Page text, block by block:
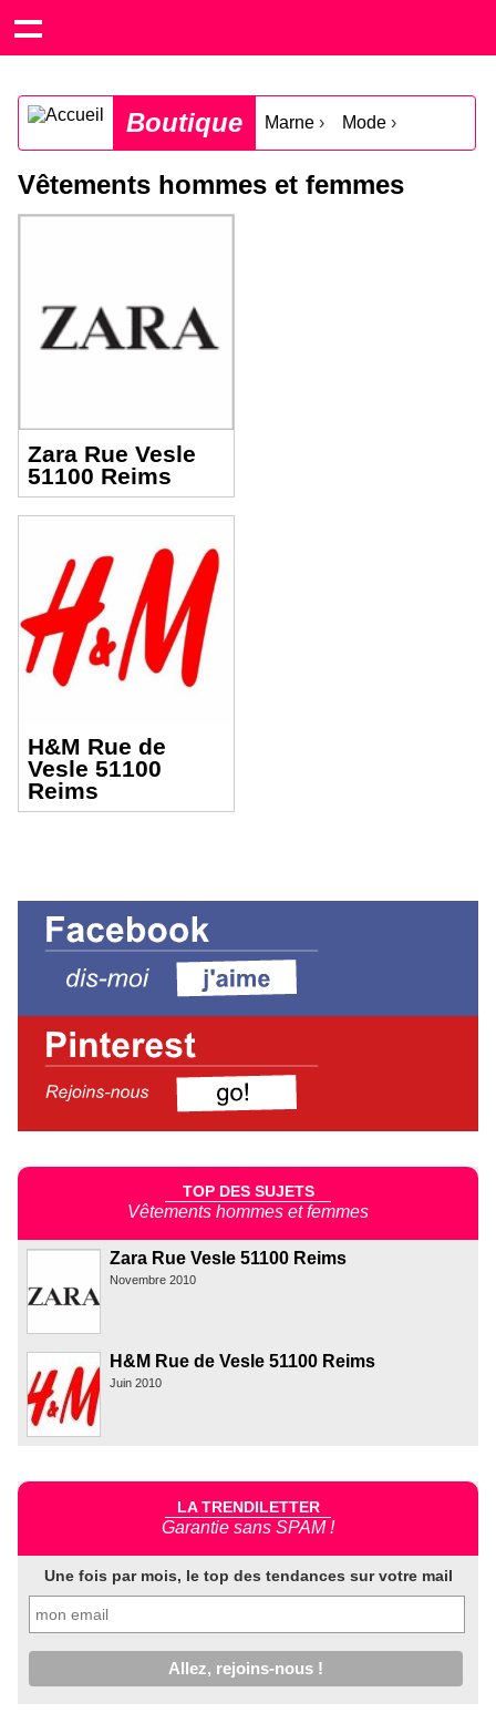
Boutique Marne › Mode ›
Vêtements hommes et femmes
Zara Rue Vesle
51100 Reims
H&M Rue de
Vesle 51100
Reims
TOP DES SUJETS
Vêtements hommes et femmes
Zara Rue Vesle 51100 Reims
Novembre 2010
H&M Rue de Vesle 51100 Reims
Juin 2010
LA TRENDILETTER
Garantie sans SPAM !
Une fois par mois, le top des tendances sur votre mail